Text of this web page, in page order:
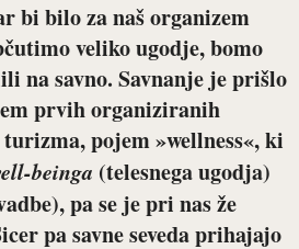
bi bilo za naš organizem
veliko ugodje, bomo
na savno. Savnanje je prišlo
prvih organiziranih
pojem »wellness«, ki
beinga (telesnega ugodja)
pa se je pri nas že
pa savne seveda prihajajo